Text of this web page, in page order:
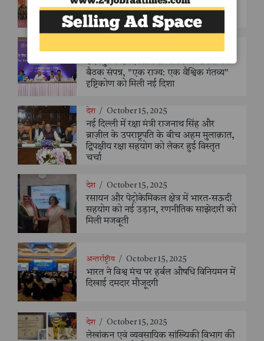
ऐसा बीज बने, जिससे दुनिया को सुरक्षित
बचपन और सौहार्दपूर्ण समाज मिले"
उदयपुर में दो दिवसीय राज्य पर्यटन मंत्रियों की
बैठक संपन्न, "एक राज्य: एक वैश्विक गंतव्य"
दृष्टिकोण को मिली नई दिशा
देश / October 15, 2025
नई दिल्ली में रक्षा मंत्री राजनाथ सिंह और
ब्राज़ील के उपराष्ट्रपति के बीच अहम मुलाक़ात,
द्विपक्षीय रक्षा सहयोग को लेकर हुई विस्तृत
चर्चा
देश / October 15, 2025
रसायन और पेट्रोकेमिकल क्षेत्र में भारत-सऊदी
सहयोग को नई उड़ान, रणनीतिक साझेदारी को
मिली मजबूती
अन्तर्राष्ट्रीय / October 15, 2025
भारत ने विश्व मंच पर हर्बल औषधि विनियमन में
दिखाई दमदार मौजूदगी
देश / October 15, 2025
लेखांकन एवं व्यवसायिक सांख्यिकी विभाग की